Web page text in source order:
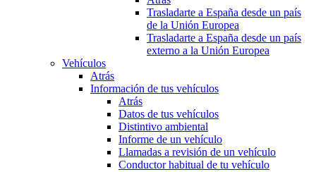
Trasladarte a España desde un país
de la Unión Europea
Trasladarte a España desde un país
externo a la Unión Europea
Vehículos
Atrás
Información de tus vehículos
Atrás
Datos de tus vehículos
Distintivo ambiental
Informe de un vehículo
Llamadas a revisión de un vehículo
Conductor habitual de tu vehículo